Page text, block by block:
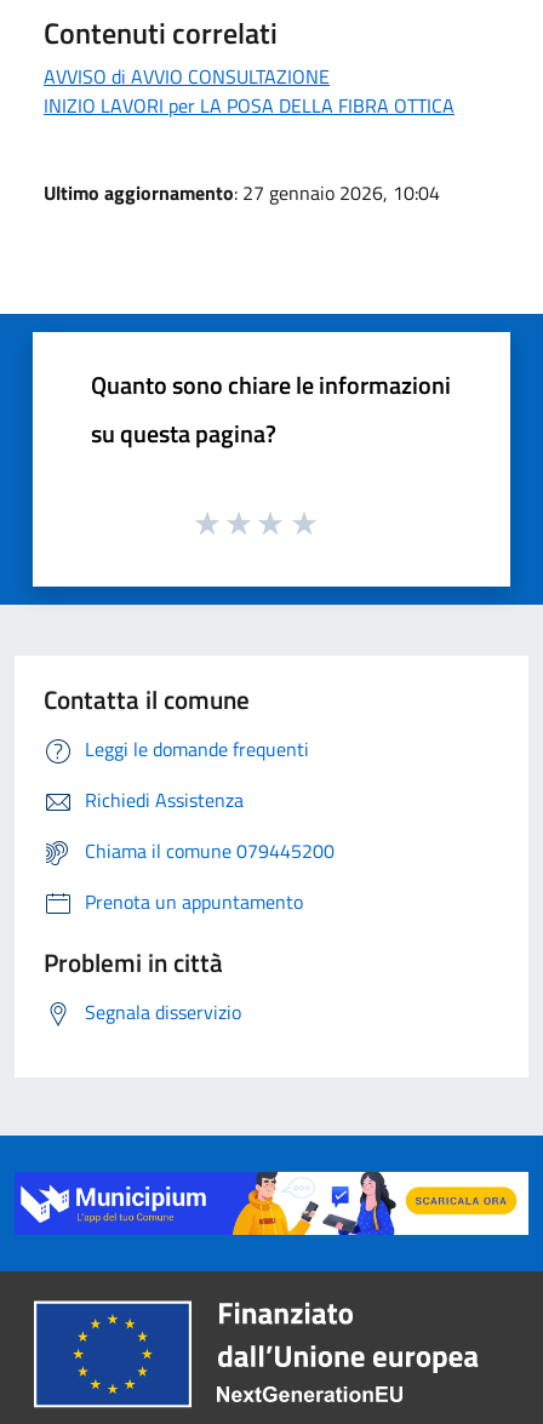
Contenuti correlati
AVVISO di AVVIO CONSULTAZIONE
INIZIO LAVORI per LA POSA DELLA FIBRA OTTICA
Ultimo aggiornamento: 27 gennaio 2026, 10:04
Quanto sono chiare le informazioni
su questa pagina?
Contatta il comune
Leggi le domande frequenti
Richiedi Assistenza
Chiama il comune 079445200
Prenota un appuntamento
Problemi in città
Segnala disservizio